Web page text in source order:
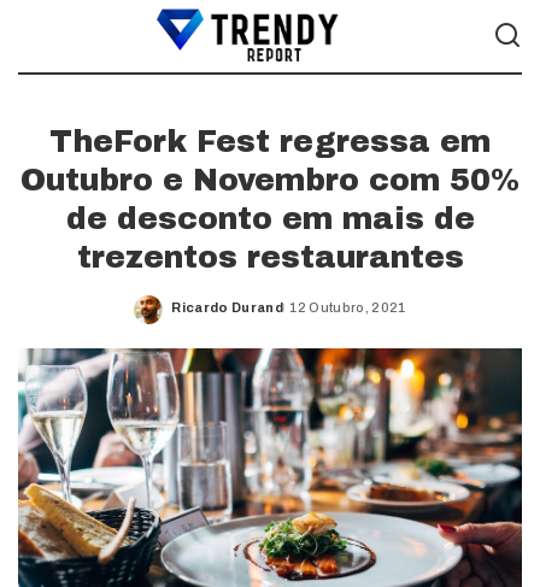
TheFork Fest regressa em
Outubro e Novembro com 50%
de desconto em mais de
trezentos restaurantes
Posted
Ricardo Durand 12 Outubro, 2021